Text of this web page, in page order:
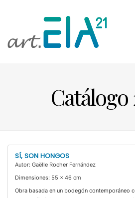
Catálogo
SÍ, SON HONGOS
Autor: Gaëlle Rocher Fernández
Dimensiones: 55 x 46 cm
Obra basada en un bodegón contemporáneo